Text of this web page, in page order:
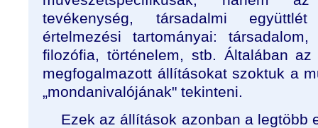
tevékenység, társadalmi
értelmezési tartományai:
filozófia, történelem, stb. Általában
megfogalmazott állításokat szoktuk a
„mondanivalójának" tekinteni.
Ezek az állítások azonban a legtöbb